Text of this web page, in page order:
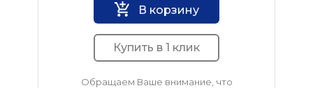
В корзину
Купить в 1 клик
Обращаем Ваше внимание, что